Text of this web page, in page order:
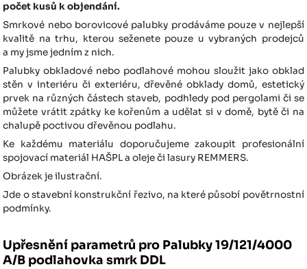
počet kusů k objendání.
Smrkové nebo borovicové palubky prodáváme pouze v nejlepší
kvalitě na trhu, kterou seženete pouze u vybraných prodejců
a my jsme jedním z nich.
Palubky obkladové nebo podlahové mohou sloužit jako obklad
stěn v interiéru či exteriéru, dřevěné obklady domů, estetický
prvek na různých částech staveb, podhledy pod pergolami či se
můžete vrátit zpátky ke kořenům a udělat si v domě, bytě či na
chalupě poctivou dřevěnou podlahu.
Ke každému materiálu doporučujeme zakoupit profesionální
spojovací materiál HAŠPL a oleje či lasury REMMERS.
Obrázek je ilustrační.
Jde o stavební konstrukční řezivo, na které působí povětrnostní
podmínky.
Upřesnění parametrů pro Palubky 19/121/4000
A/B podlahovka smrk DDL